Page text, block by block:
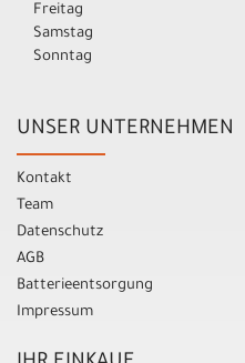
Freitag
Samstag
Sonntag
UNSER UNTERNEHMEN
Kontakt
Team
Datenschutz
AGB
Batterieentsorgung
Impressum